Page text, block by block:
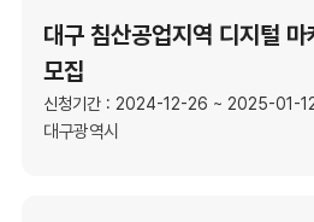
대구 침산공업지역 디지털
모집
신청기간 : 2024-12-26 ~ 2025-01-
대구광역시